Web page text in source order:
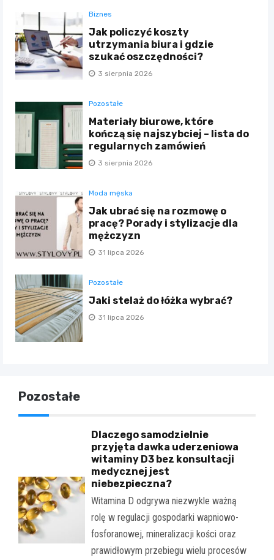
Biznes
Jak policzyć koszty
utrzymania biura i gdzie
szukać oszczędności?
3 sierpnia 2026
Pozostałe
Materiały biurowe, które
kończą się najszybciej – lista do
regularnych zamówień
3 sierpnia 2026
Moda męska
Jak ubrać się na rozmowę o
pracę? Porady i stylizacje dla
mężczyzn
31 lipca 2026
Pozostałe
Jaki stelaż do łóżka wybrać?
31 lipca 2026
Pozostałe
Dlaczego samodzielnie
przyjęta dawka uderzeniowa
witaminy D3 bez konsultacji
medycznej jest
niebezpieczna?
Witamina D odgrywa niezwykle ważną
rolę w regulacji gospodarki wapniowo-
fosforanowej, mineralizacji kości oraz
prawidłowym przebiegu wielu procesów